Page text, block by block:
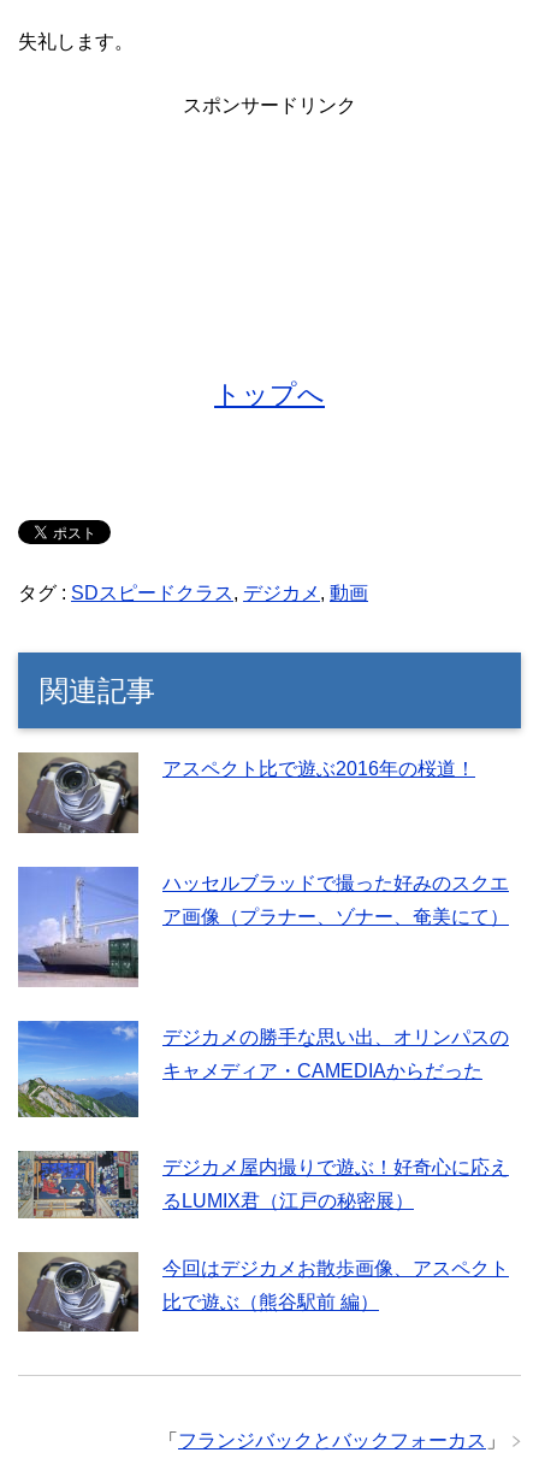
失礼します。
スポンサードリンク
トップへ
タグ : SDスピードクラス, デジカメ , 動画
関連記事
アスペクト比で遊ぶ2016年の桜道！
ハッセルブラッドで撮った好みのスクエ
ア画像（プラナー、ゾナー、奄美にて）
デジカメの勝手な思い出、オリンパスの
キャメディア・CAMEDIAからだった
デジカメ屋内撮りで遊ぶ！好奇心に応え
るLUMIX君（江戸の秘密展）
今回はデジカメお散歩画像、アスペクト
比で遊ぶ（熊谷駅前 編）
「 フランジバックとバックフォーカス 」